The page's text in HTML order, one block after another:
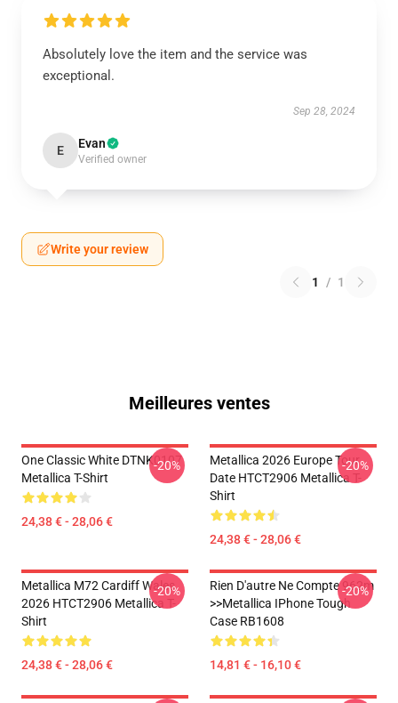
Absolutely love the item and the service was
exceptional.
Sep 28, 2024
E Evan
Verified owner
Write your review
1 / 1
Meilleures ventes
One Classic White DTNK0107
Metallica T-Shirt
24,38 € - 28,06 €
-20%
Metallica 2026 Europe Tour
Date HTCT2906 Metallica T-
Shirt
24,38 € - 28,06 €
-20%
Metallica M72 Cardiff Wales
2026 HTCT2906 Metallica T-
Shirt
24,38 € - 28,06 €
-20%
Rien D'autre Ne Compte 962m
>>metallica IPhone Tough
Case RB1608
14,81 € - 16,10 €
-20%